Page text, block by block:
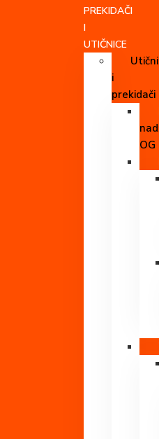
PREKIDAČI
I
UTIČNICE
i
prekidači
OG